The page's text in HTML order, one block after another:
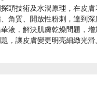
頭技術及水渦原理，在皮膚
角質、開放性粉刺，達到
液，解決肌膚乾燥問題，
，讓皮膚變更明亮細緻光滑。